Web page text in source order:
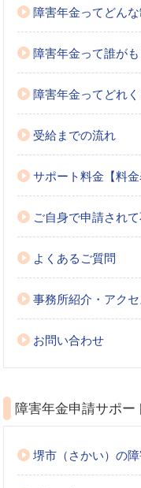
障害年金ってどんな
障害年金って誰がも
障害年金ってどれ
受給までの流れ
サポート料金【料金
ご自身で申請され
よくあるご質問
事務所紹介・アクセ
お問い合わせ
障害年金申請サポー
堺市（さかい）の